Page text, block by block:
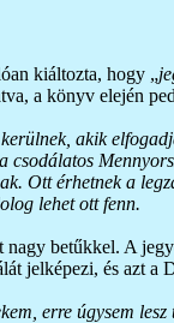
kiáltozta, hogy „
a könyv elején
akik
Ott érhetnek a
lehet ott fenn.
nagy betűkkel. A
jelképezi, és azt
erre úgysem